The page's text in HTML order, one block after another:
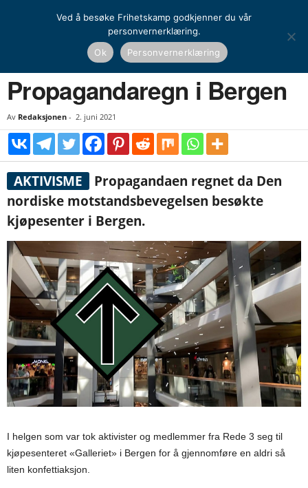
Aktivisme Propagandaregn i Bergen
AKTIVISME
Propagandaregn i Bergen
Av Redaksjonen - 2. juni 2021
AKTIVISME
Propagandaen regnet da Den
nordiske motstandsbevegelsen besøkte
kjøpesenter i Bergen.
I helgen som var tok aktivister og medlemmer fra Rede 3 seg til
kjøpesenteret «Galleriet» i Bergen for å gjennomføre en aldri så
liten konfettiaksjon.
Ved å besøke Frihetskamp godkjenner du vår
personvernerklæring.
Ok
Personvernerklæring